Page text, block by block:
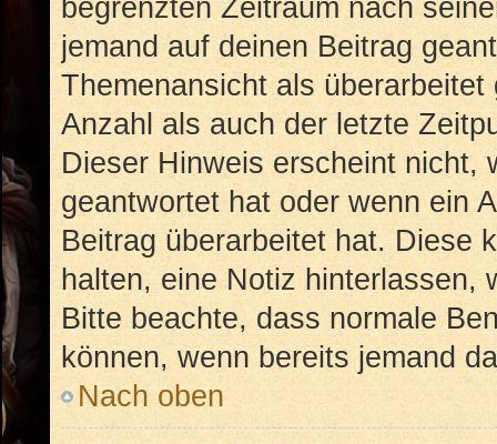
begrenzten Zeitraum nach
jemand auf deinen Beitrag
Themenansicht als
Anzahl als auch der letzte
Dieser Hinweis erscheint nicht,
geantwortet hat oder wenn ein
Beitrag überarbeitet hat. Diese
halten, eine Notiz hinterlassen,
Bitte beachte, dass normale
können, wenn bereits jemand
Nach oben